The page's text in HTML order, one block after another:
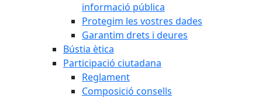
informació pública
Protegim les vostres dades
Garantim drets i deures
Bústia ètica
Participació ciutadana
Reglament
Composició consells